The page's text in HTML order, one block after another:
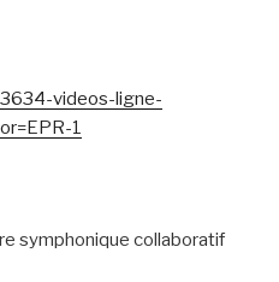
videos-ligne-
1
symphonique collaboratif